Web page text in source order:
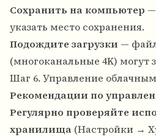
Сохранить на компьютер
указать место сохранения.
Подождите загрузки —
(многоканальные 4K) могут
Шаг 6. Управление
Рекомендации по
Регулярно проверяйте
хранилища (Настройки →